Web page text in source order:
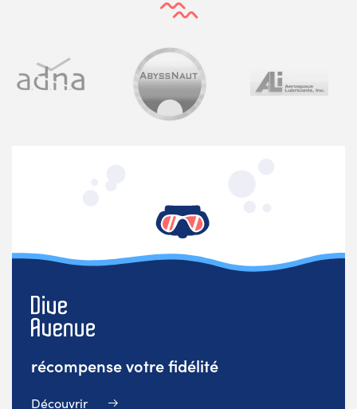
récompense votre fidélité
Découvrir